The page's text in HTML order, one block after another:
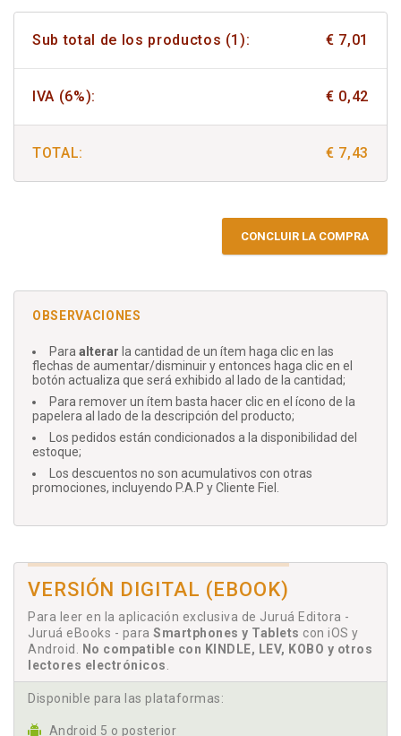
Sub total de los productos (1): € 7,01
IVA (6%): € 0,42
TOTAL: € 7,43
CONCLUIR LA COMPRA
OBSERVACIONES
Paraalterar la cantidad de un ítem haga clic en las
flechas de aumentar/disminuir y entonces haga clic en el
botón actualiza que será exhibido al lado de la cantidad;
Para remover un ítem basta hacer clic en el ícono de la
papelera al lado de la descripción del producto;
Los pedidos están condicionados a la disponibilidad del
estoque;
Los descuentos no son acumulativos con otras
promociones, incluyendo P.A.P y Cliente Fiel.
VERSIÓN DIGITAL (EBOOK)
Para leer en la aplicación exclusiva de Juruá Editora -
Juruá eBooks - para Smartphones y Tablets con iOS y
Android. No compatible con KINDLE, LEV, KOBO y otros
lectores electrónicos.
Disponible para las plataformas:
Android 5 o posterior